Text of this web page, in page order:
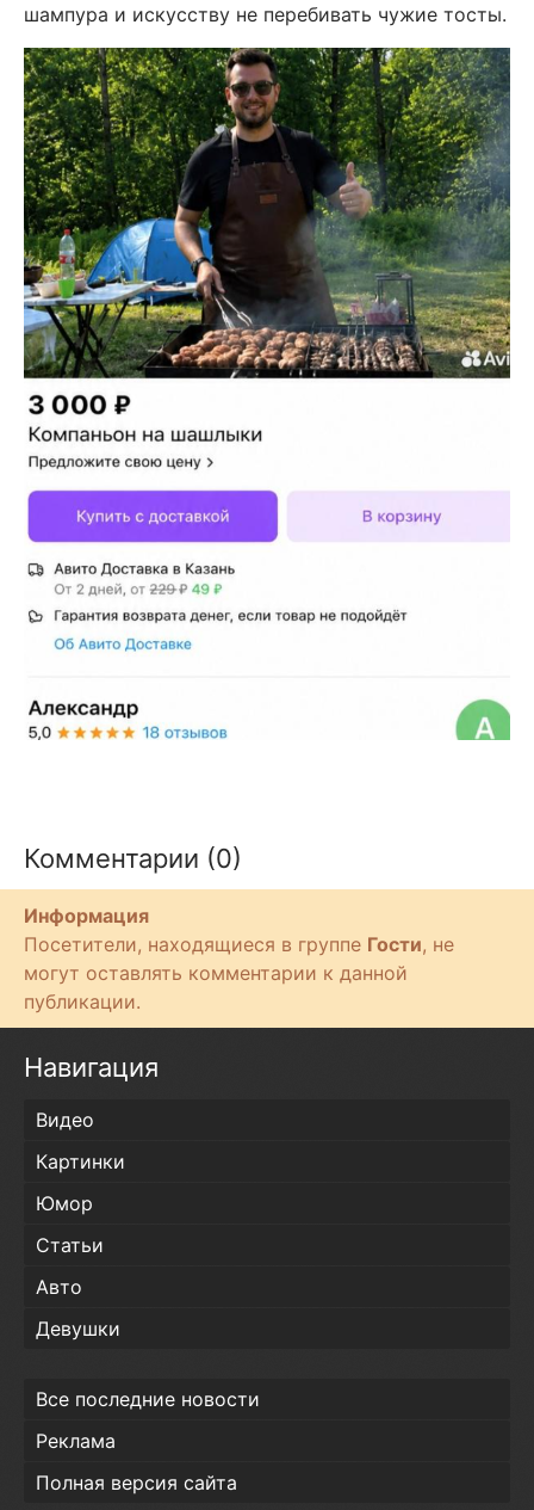
шампура и искусству не перебивать чужие тосты.
Комментарии (0)
Информация
Посетители, находящиеся в группе Гости, не
могут оставлять комментарии к данной
публикации.
Навигация
Видео
Картинки
Юмор
Статьи
Авто
Девушки
Все последние новости
Реклама
Полная версия сайта